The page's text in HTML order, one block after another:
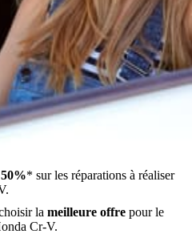
50%* sur les réparations à réaliser
la meilleure offre pour le
Cr-V.